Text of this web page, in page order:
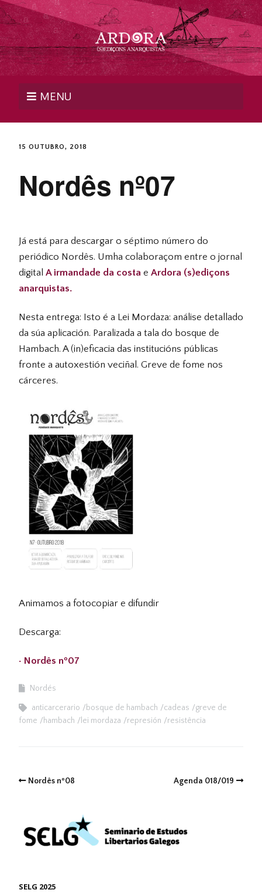
MENU
15 OUTUBRO, 2018
Nordês nº07
Já está para descargar o séptimo número do
periódico Nordês. Umha colaboraçom entre o jornal
digital A irmandade da costa e Ardora (s)ediçons
anarquistas.
Nesta entrega: Isto é a Lei Mordaza: análise detallado
da súa aplicación. Paralizada a tala do bosque de
Hambach. A (in)eficacia das institucións públicas
fronte a autoxestión veciñal. Greve de fome nos
cárceres.
Animamos a fotocopiar e difundir
Descarga:
· Nordês nº07
Nordés
anticarcerario bosque de hambach cadeas
greve de
fome
hambach lei mordaza represión resistência
Nordês nº08 Agenda 018/019
SELG 2025